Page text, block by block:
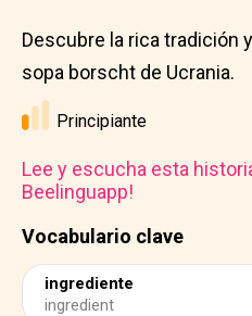
Vocabulario clave
ingrediente
ingredient
Descubre la rica tradición
sopa borscht de Ucrania.
Principiante
Lee y escucha esta
Beelinguapp!